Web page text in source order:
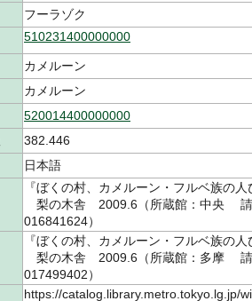
フーラゾク
510231400000000
カメルーン
カメルーン
520014400000000
382.446
日本語
『ぼくの村、カメルーン・フルベ族の
梨の木舎 2009.6（所蔵館：中央
016841624）
『ぼくの村、カメルーン・フルベ族の
梨の木舎 2009.6（所蔵館：多摩
017499402）
https://catalog.library.metro.tokyo.lg.jp/